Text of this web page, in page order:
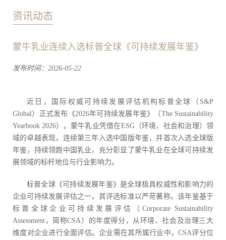
资讯动态
蒙牛乳业连续入选标普全球《可持续发展年鉴》
发布时间：2026-05-22
近日，国际权威可持续发展评估机构标普全球（S&P
Global）正式发布《2026年可持续发展年鉴》（The Sustainability
Yearbook 2026）。蒙牛乳业凭借在ESG（环境、社会和治理）领
域的卓越表现，连续第三年入选中国版年鉴，并首次入选全球版
年鉴，持续领跑中国乳业，充分彰显了蒙牛乳业在全球可持续发
展领域的标杆地位与行业影响力。
标普全球《可持续发展年鉴》是全球极具权威性和影响力的
企业可持续发展评估之一，其评选标准以严苛著称。该年鉴基于
标普全球企业可持续发展评估（Corporate Sustainability
Assessment，简称CSA）的年度得分，从环境、社会及治理三大
维度对企业进行全面评估。企业需在其所属行业中，CSA评分位